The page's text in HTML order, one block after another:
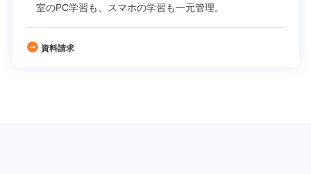
室のPC学習も、スマホの学習も一元管理。
資料請求